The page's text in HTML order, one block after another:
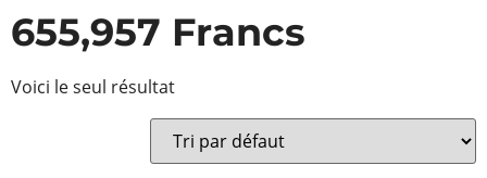
655,957 Francs
Voici le seul résultat